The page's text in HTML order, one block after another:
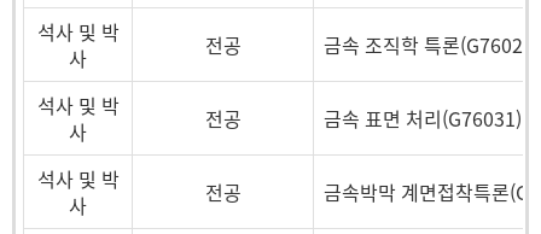
석사 및 박
사
전공 금속 조직학 특론(G76029)
석사 및 박
사
전공 금속 표면 처리(G76031)
석사 및 박
사
전공 금속박막 계면접착특론